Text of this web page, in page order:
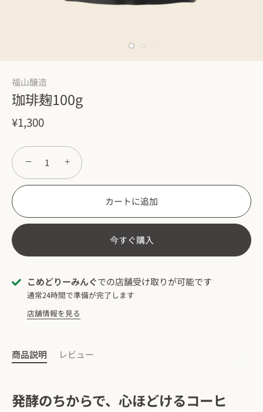
福山醸造
珈琲麹100g
¥1,300
− +
カートに追加
今すぐ購入
こめどりーみんぐでの店舗受け取りが可能です
通常24時間で準備が完了します
店舗情報を見る
商品説明 レビュー
発酵のちからで、心ほどけるコーヒ